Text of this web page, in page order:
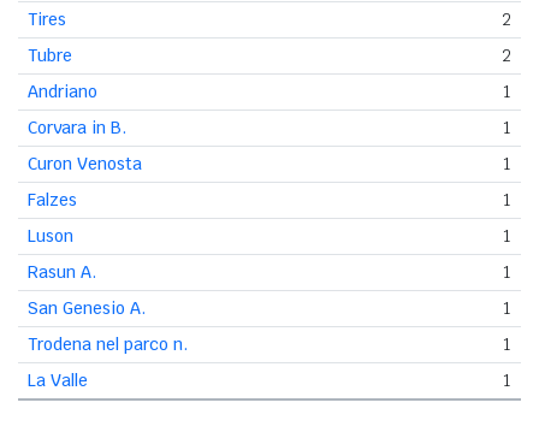
Tires
2
Tubre
2
Andriano
1
Corvara in B.
1
Curon Venosta
1
Falzes
1
Luson
1
Rasun A.
1
San Genesio A.
1
Trodena nel parco n.
1
La Valle
1